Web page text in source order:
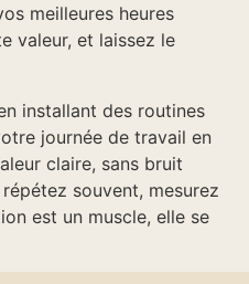
meilleures heures
valeur, et laissez le
installant des routines
journée de travail en
claire, sans bruit
souvent, mesurez
est un muscle, elle se